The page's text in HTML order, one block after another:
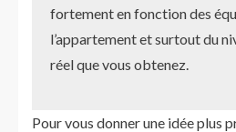
fortement en fonction des
l’appartement et surtout du
réel que vous obtenez.
Pour vous donner une idée plus